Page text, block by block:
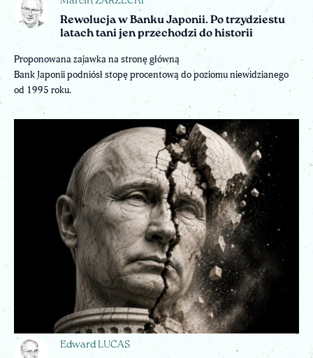
Rewolucja w Banku Japonii. Po trzydziestu
latach tani jen przechodzi do historii
Proponowana zajawka na stronę główną
Bank Japonii podniósł stopę procentową do poziomu niewidzianego
od 1995 roku.
Edward LUCAS